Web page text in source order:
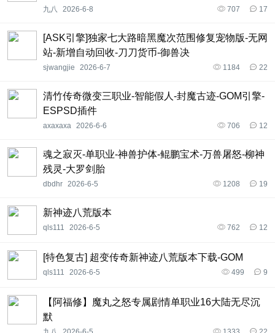
九八 2026-6-8 17
707
[ASK引擎]独家七大路暗黑魔次范围修复宠物版-无网
站-新增自动回收-刀刀货币-御兽决
sjwangjie 2026-6-7 22
1184
清竹传奇微变三职业-智能假人-封魔古迹-GOM引擎-
ESPSD插件
axaxaxa 2026-6-6 12
706
魂之寂灭-单职业-神兽护体-鲲鹏宝术-万兽屠怒-柳神
残灵-大罗剑胎
dbdhr 2026-6-5 19
1208
新神迹八荒版本
qls111 2026-6-5 12
762
[特色复古] 超变传奇新神迹八荒版本下载-GOM
qls111 2026-6-5 9
499
【阿福修】魔丸之怒专属剧情单职业16大陆无尽沉
默